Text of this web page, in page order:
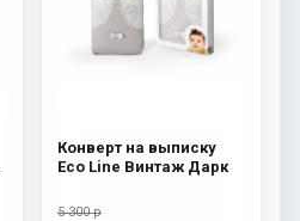
Конверт на выписку
Eco Line Винтаж Дарк
5 300 р